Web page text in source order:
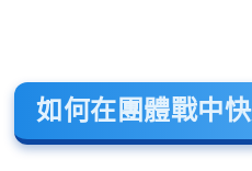
如何在團體戰中